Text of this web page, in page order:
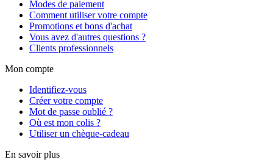
Modes de paiement
Comment utiliser votre compte
Promotions et bons d'achat
Vous avez d'autres questions ?
Clients professionnels
Mon compte
Identifiez-vous
Créer votre compte
Mot de passe oublié ?
Où est mon colis ?
Utiliser un chèque-cadeau
En savoir plus